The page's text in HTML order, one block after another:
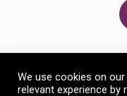
We use cookies on
relevant experience by